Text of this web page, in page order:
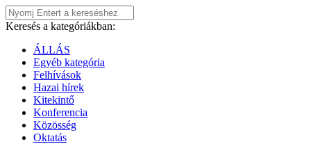
Keresés a kategóriákban:
ÁLLÁS
Egyéb kategória
Felhívások
Hazai hírek
Kitekintő
Konferencia
Közösség
Oktatás